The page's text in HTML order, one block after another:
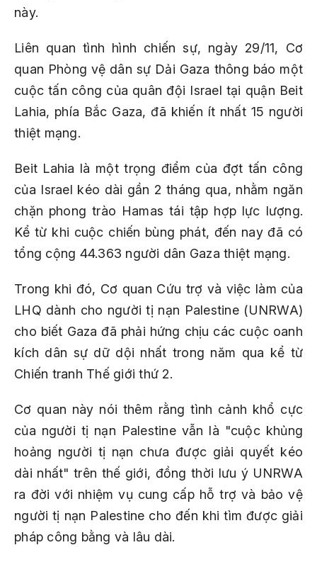
này.
Liên quan tình hình chiến sự, ngày 29/11, Cơ
quan Phòng vệ dân sự Dải Gaza thông báo một
cuộc tấn công của quân đội Israel tại quận Beit
Lahia, phía Bắc Gaza, đã khiến ít nhất 15 người
thiệt mạng.
Beit Lahia là một trọng điểm của đợt tấn công
của Israel kéo dài gần 2 tháng qua, nhằm ngăn
chặn phong trào Hamas tái tập hợp lực lượng.
Kể từ khi cuộc chiến bùng phát, đến nay đã có
tổng cộng 44.363 người dân Gaza thiệt mạng.
Trong khi đó, Cơ quan Cứu trợ và việc làm của
LHQ dành cho người tị nạn Palestine (UNRWA)
cho biết Gaza đã phải hứng chịu các cuộc oanh
kích dân sự dữ dội nhất trong năm qua kể từ
Chiến tranh Thế giới thứ 2.
Cơ quan này nói thêm rằng tình cảnh khổ cực
của người tị nạn Palestine vẫn là "cuộc khủng
hoảng người tị nạn chưa được giải quyết kéo
dài nhất" trên thế giới, đồng thời lưu ý UNRWA
ra đời với nhiệm vụ cung cấp hỗ trợ và bảo vệ
người tị nạn Palestine cho đến khi tìm được giải
pháp công bằng và lâu dài.